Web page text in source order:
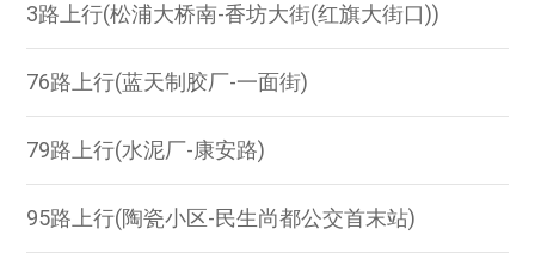
3路上行(松浦大桥南-香坊大街(红旗大街口))
76路上行(蓝天制胶厂-一面街)
79路上行(水泥厂-康安路)
95路上行(陶瓷小区-民生尚都公交首末站)